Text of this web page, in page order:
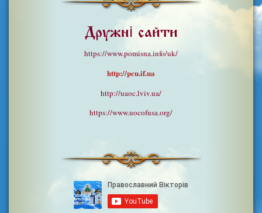
Дружні сайти
https://www.pomisna.info/uk/
http://pcu.if.ua
http://uaoc.lviv.ua/
https://www.uocofusa.org/